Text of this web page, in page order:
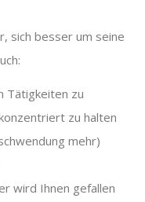
sich besser um seine
Tätigkeiten zu
zu halten
mehr)
wird Ihnen gefallen